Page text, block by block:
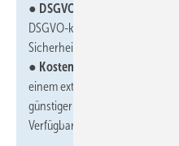
● DSGVO-konform:
DSGVO-konform und
Sicherheits- und
● Kosteneffizienz:
einem externen Telefonservice
günstiger und bietet dennoch
Verfügbarkeit.